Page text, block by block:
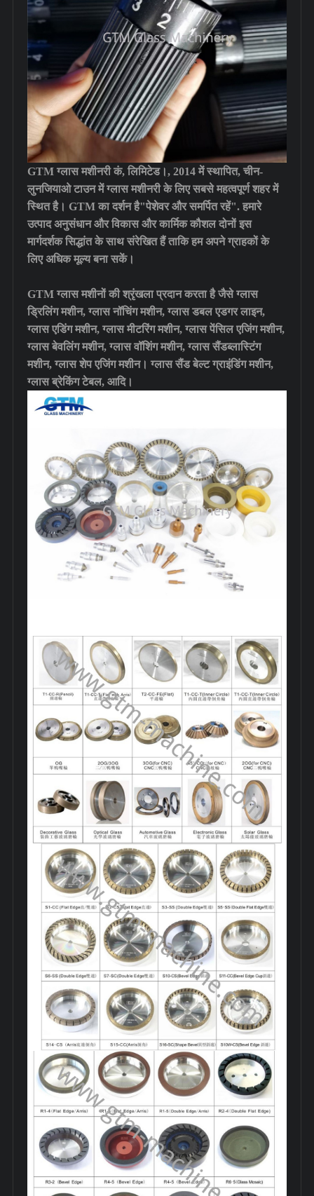
GTM ग्लास मशीनरी कं, लिमिटेड।, 2014 में स्थापित, चीन-
लुनजियाओ टाउन में ग्लास मशीनरी के लिए सबसे महत्वपूर्ण शहर में
स्थित है। GTM का दर्शन है"पेशेवर और समर्पित रहें". हमारे
उत्पाद अनुसंधान और विकास और कार्मिक कौशल दोनों इस
मार्गदर्शक सिद्धांत के साथ संरेखित हैं ताकि हम अपने ग्राहकों के
लिए अधिक मूल्य बना सकें।
GTM ग्लास मशीनों की श्रृंखला प्रदान करता है जैसे ग्लास
ड्रिलिंग मशीन, ग्लास नॉचिंग मशीन, ग्लास डबल एडगर लाइन,
ग्लास एडिंग मशीन, ग्लास मीटरिंग मशीन, ग्लास पेंसिल एजिंग मशीन,
ग्लास बेवलिंग मशीन, ग्लास वॉशिंग मशीन, ग्लास सैंडब्लास्टिंग
मशीन, ग्लास शेप एजिंग मशीन। ग्लास सैंड बेल्ट ग्राइंडिंग मशीन,
ग्लास ब्रेकिंग टेबल, आदि।